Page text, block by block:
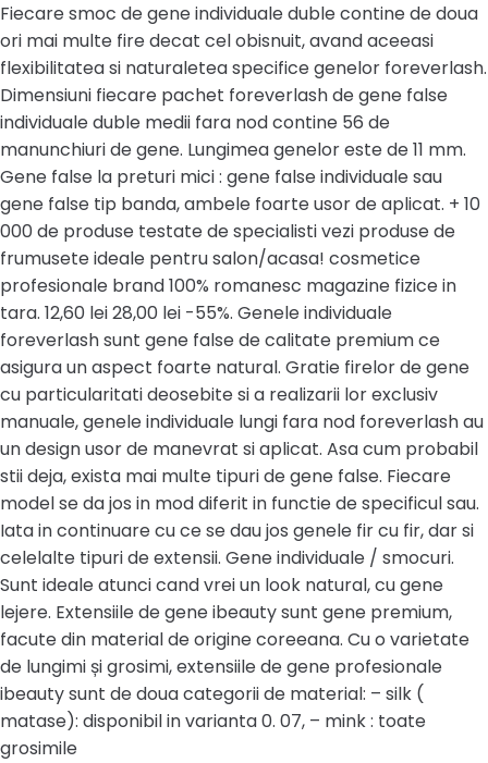
Fiecare smoc de gene individuale duble contine de doua
ori mai multe fire decat cel obisnuit, avand aceeasi
flexibilitatea si naturaletea specifice genelor foreverlash.
Dimensiuni fiecare pachet foreverlash de gene false
individuale duble medii fara nod contine 56 de
manunchiuri de gene. Lungimea genelor este de 11 mm.
Gene false la preturi mici : gene false individuale sau
gene false tip banda, ambele foarte usor de aplicat. + 10
000 de produse testate de specialisti vezi produse de
frumusete ideale pentru salon/acasa! cosmetice
profesionale brand 100% romanesc magazine fizice in
tara. 12,60 lei 28,00 lei -55%. Genele individuale
foreverlash sunt gene false de calitate premium ce
asigura un aspect foarte natural. Gratie firelor de gene
cu particularitati deosebite si a realizarii lor exclusiv
manuale, genele individuale lungi fara nod foreverlash au
un design usor de manevrat si aplicat. Asa cum probabil
stii deja, exista mai multe tipuri de gene false. Fiecare
model se da jos in mod diferit in functie de specificul sau.
Iata in continuare cu ce se dau jos genele fir cu fir, dar si
celelalte tipuri de extensii. Gene individuale / smocuri.
Sunt ideale atunci cand vrei un look natural, cu gene
lejere. Extensiile de gene ibeauty sunt gene premium,
facute din material de origine coreeana. Cu o varietate
de lungimi și grosimi, extensiile de gene profesionale
ibeauty sunt de doua categorii de material: – silk (
matase): disponibil in varianta 0. 07, – mink : toate
grosimile